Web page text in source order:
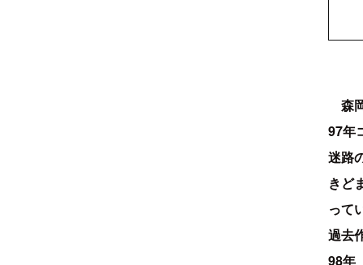
森
97年
迷路
きど
って
過去
98年